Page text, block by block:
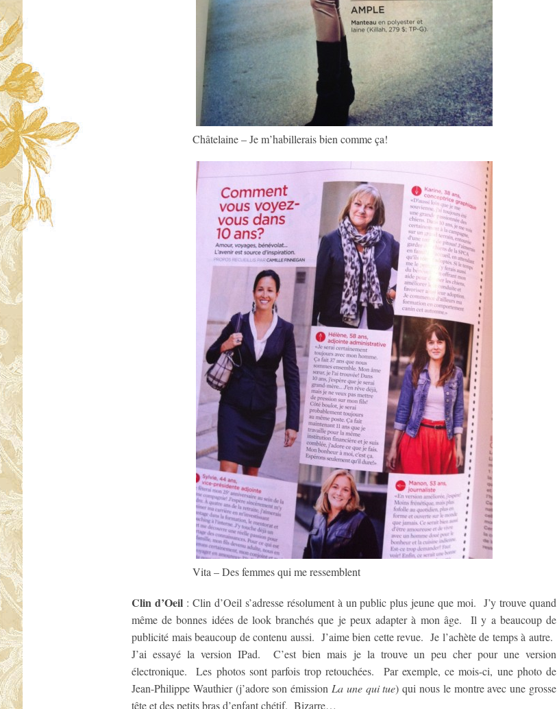
Châtelaine – Je m’habillerais bien comme ça!
Vita – Des femmes qui me ressemblent
Clin d’Oeil: Clin d’Oeil s’adresse résolument à un public plus jeune que moi. J’y trouve quand
même de bonnes idées de look branchés que je peux adapter à mon âge. Il y a beaucoup de
publicité mais beaucoup de contenu aussi. J’aime bien cette revue. Je l’achète de temps à autre.
J’ai essayé la version IPad. C’est bien mais je la trouve un peu cher pour une version
électronique. Les photos sont parfois trop retouchées. Par exemple, ce mois-ci, une photo de
Jean-Philippe Wauthier (j’adore son émission La une qui tue) qui nous le montre avec une grosse
tête et des petits bras d’enfant chétif. Bizarre…